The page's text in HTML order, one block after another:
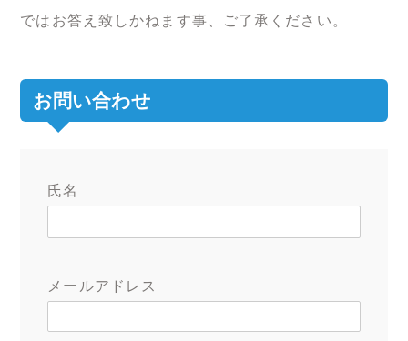
ではお答え致しかねます事、ご了承ください。
お問い合わせ
氏名
メールアドレス